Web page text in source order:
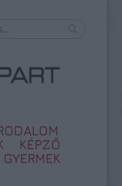
KÉPZŐ
GYERMEK